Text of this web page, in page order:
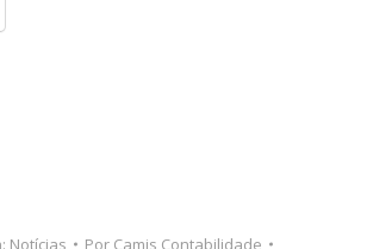
Notícias Por Camis Contabilidade